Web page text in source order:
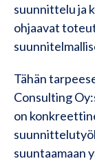
suunnittelu ja
ohjaavat
Tähän
Consulting
on
suuntaamaan